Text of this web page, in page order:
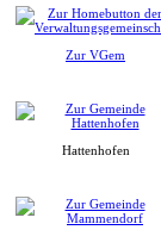
Zur VGem
Hattenhofen